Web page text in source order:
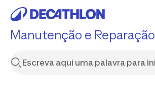
Manutenção e Reparação